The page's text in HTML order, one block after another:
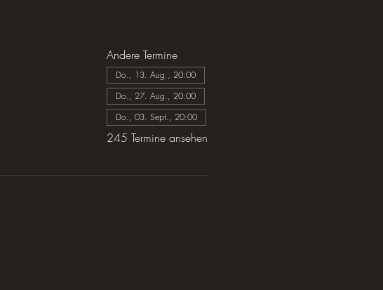
Andere Termine
Do., 13. Aug., 20:00
Do., 27. Aug., 20:00
Do., 03. Sept., 20:00
245 Termine ansehen